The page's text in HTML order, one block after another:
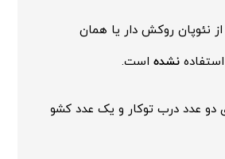
نئوپان روکش دار یا همان
استفادهنشده است.
دو عدد درب توکار و یک عدد کشو